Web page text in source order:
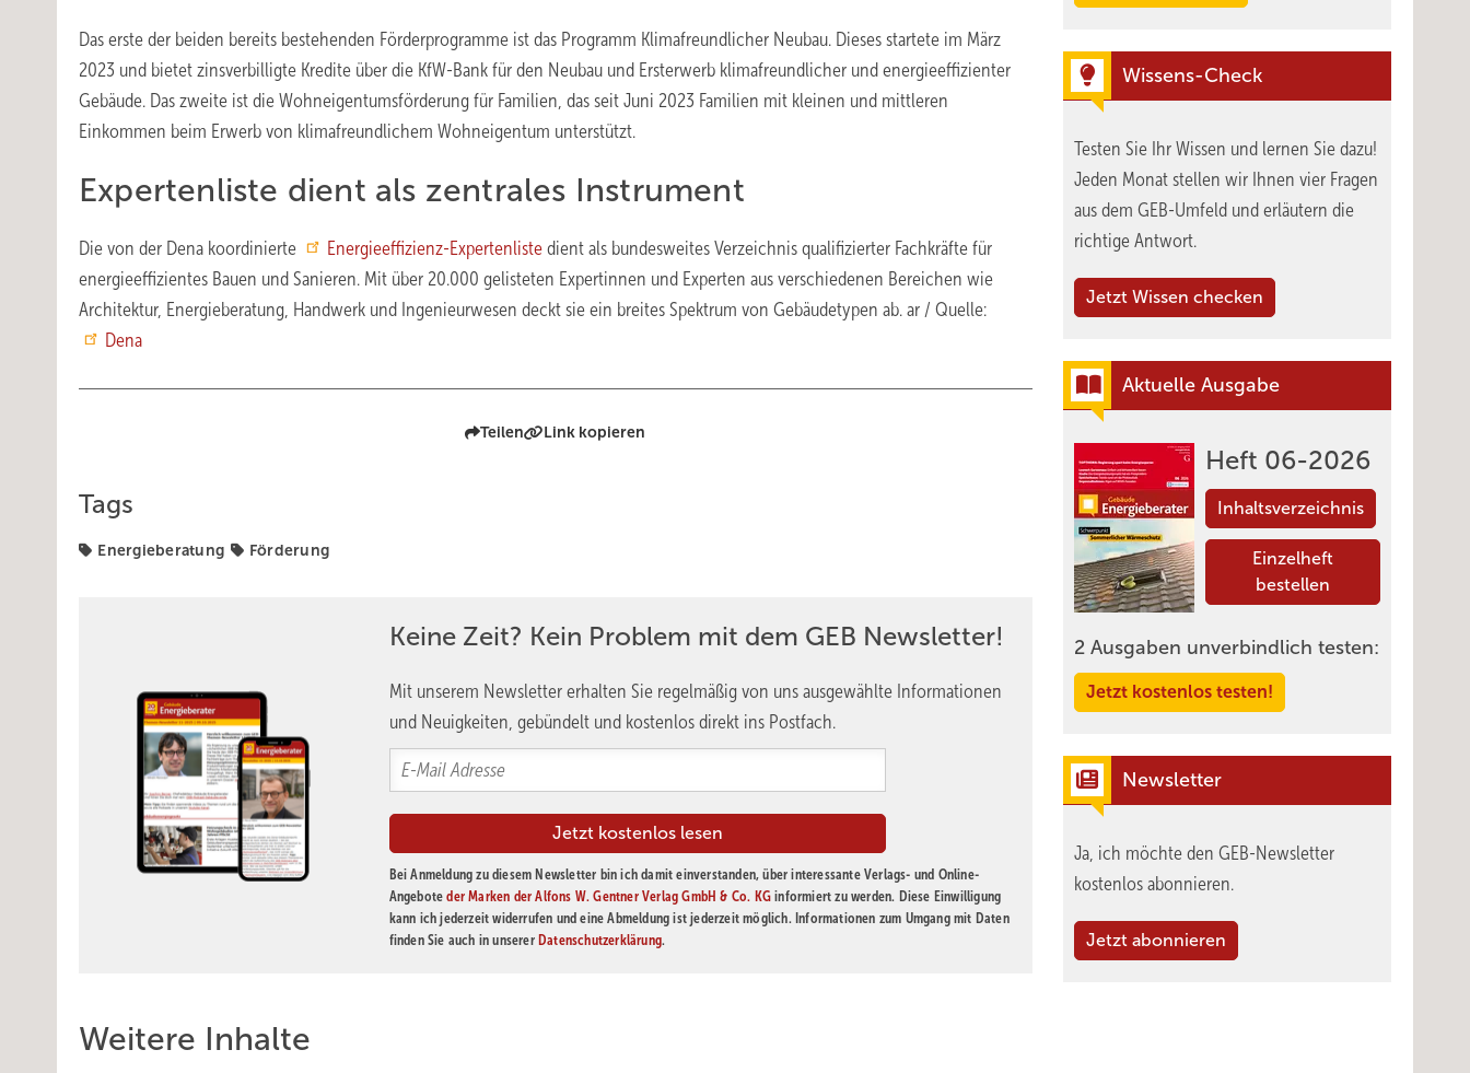
Das erste der beiden bereits bestehenden Förderprogramme ist das Programm Klimafreundlicher Neubau. Dieses startete im März
2023 und bietet zinsverbilligte Kredite über die KfW-Bank für den Neubau und Ersterwerb klimafreundlicher und energieeffizienter
Gebäude. Das zweite ist die Wohneigentumsförderung für Familien, das seit Juni 2023 Familien mit kleinen und mittleren
Einkommen beim Erwerb von klimafreundlichem Wohneigentum unterstützt.
Expertenliste dient als zentrales Instrument
Die von der Dena koordinierte Energieeffizienz-Expertenliste dient als bundesweites Verzeichnis qualifizierter Fachkräfte für
energieeffizientes Bauen und Sanieren. Mit über 20.000 gelisteten Expertinnen und Experten aus verschiedenen Bereichen wie
Architektur, Energieberatung, Handwerk und Ingenieurwesen deckt sie ein breites Spektrum von Gebäudetypen ab. ar / Quelle:
Dena
Teilen Link kopieren
Tags
Energieberatung Förderung
Keine Zeit? Kein Problem mit dem GEB Newsletter!
Mit unserem Newsletter erhalten Sie regelmäßig von uns ausgewählte Informationen
und Neuigkeiten, gebündelt und kostenlos direkt ins Postfach.
Bei Anmeldung zu diesem Newsletter bin ich damit einverstanden, über interessante Verlags- und Online-
Angeboteder Marken der Alfons W. Gentner Verlag GmbH & Co. KG informiert zu werden. Diese Einwilligung
kann ich jederzeit widerrufen und eine Abmeldung ist jederzeit möglich. Informationen zum Umgang mit Daten
finden Sie auch in unserer Datenschutzerklärung.
Weitere Inhalte
Wissens-Check
Testen Sie Ihr Wissen und lernen Sie dazu!
Jeden Monat stellen wir Ihnen vier Fragen
aus dem GEB-Umfeld und erläutern die
richtige Antwort.
Jetzt Wissen checken
Aktuelle Ausgabe
Heft 06-2026
Inhaltsverzeichnis
Einzelheft
bestellen
2 Ausgaben unverbindlich testen:
Jetzt kostenlos testen!
Newsletter
Ja, ich möchte den GEB-Newsletter
kostenlos abonnieren.
Jetzt abonnieren